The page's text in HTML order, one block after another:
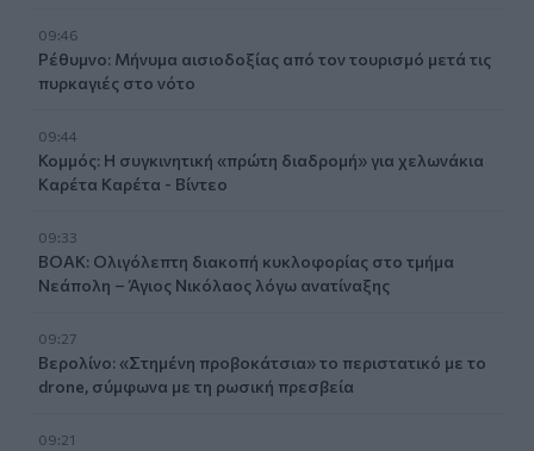
09:46
Ρέθυμνο: Μήνυμα αισιοδοξίας από τον τουρισμό μετά τις
πυρκαγιές στο νότο
09:44
Κομμός: Η συγκινητική «πρώτη διαδρομή» για χελωνάκια
Καρέτα Καρέτα - Βίντεο
09:33
ΒΟΑΚ: Ολιγόλεπτη διακοπή κυκλοφορίας στο τμήμα
Νεάπολη – Άγιος Νικόλαος λόγω ανατίναξης
09:27
Βερολίνο: «Στημένη προβοκάτσια» το περιστατικό με το
drone, σύμφωνα με τη ρωσική πρεσβεία
09:21